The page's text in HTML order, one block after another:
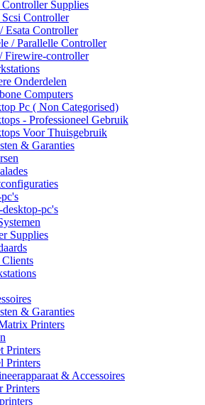
Supplies
Scsi Controller
Esata Controller
/ Parallelle Controller
Firewire-controller
Onderdelen
Computers
Pc ( Non Categorised)
- Professioneel Gebruik
Voor Thuisgebruik
& Garanties
pc's
Supplies
& Garanties
Printers
Printers
Printers
& Accessoires
Printers